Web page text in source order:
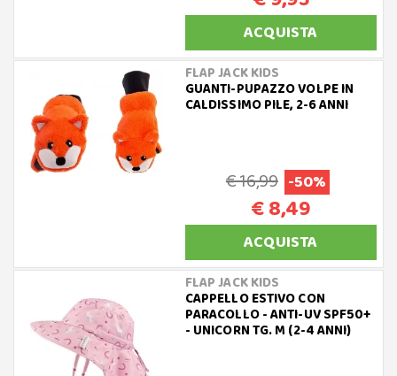
ACQUISTA
FLAP JACK KIDS
GUANTI-PUPAZZO VOLPE IN
CALDISSIMO PILE, 2-6 ANNI
€ 16,99 -50%
€ 8,49
ACQUISTA
FLAP JACK KIDS
CAPPELLO ESTIVO CON
PARACOLLO - ANTI-UV SPF50+
- UNICORN TG. M (2-4 ANNI)